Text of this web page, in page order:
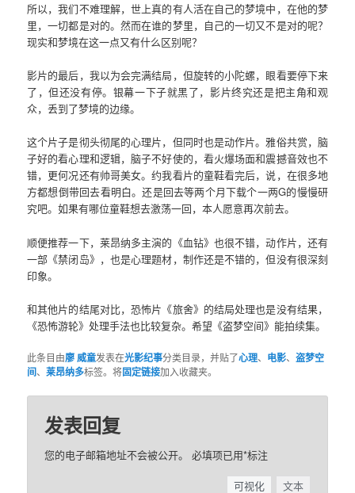
所以，我们不难理解，世上真的有人活在自己的梦境中，在他的梦
里，一切都是对的。然而在谁的梦里，自己的一切又不是对的呢？
现实和梦境在这一点又有什么区别呢？
影片的最后，我以为会完满结局，但旋转的小陀螺，眼看要停下来
了，但还没有停。银幕一下子就黑了，影片终究还是把主角和观
众，丢到了梦境的边缘。
这个片子是彻头彻尾的心理片，但同时也是动作片。雅俗共赏，脑
子好的看心理和逻辑，脑子不好使的，看火爆场面和震撼音效也不
错，更何况还有帅哥美女。约我看片的童鞋看完后，说，在很多地
方都想倒带回去看明白。还是回去等两个月下载个一两G的慢慢研
究吧。如果有哪位童鞋想去激荡一回，本人愿意再次前去。
顺便推荐一下，莱昂纳多主演的《血钻》也很不错，动作片，还有
一部《禁闭岛》，也是心理题材，制作还是不错的，但没有很深刻
印象。
和其他片的结尾对比，恐怖片《旅舍》的结局处理也是没有结果，
《恐怖游轮》处理手法也比较复杂。希望《盗梦空间》能拍续集。
此条目由廖 威童发表在光影纪事分类目录，并贴了心理、 电影、盗梦空
间、莱昂纳多标签。将固定链接加入收藏夹。
发表回复
您的电子邮箱地址不会被公开。 必填项已用*标注
可视化 文本